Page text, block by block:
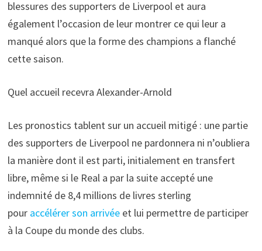
blessures des supporters de Liverpool et aura
également l’occasion de leur montrer ce qui leur a
manqué alors que la forme des champions a flanché
cette saison.
Quel accueil recevra Alexander-Arnold
Les pronostics tablent sur un accueil mitigé : une partie
des supporters de Liverpool ne pardonnera ni n’oubliera
la manière dont il est parti, initialement en transfert
libre, même si le Real a par la suite accepté une
indemnité de 8,4 millions de livres sterling
pour accélérer son arrivéeet lui permettre de participer
à la Coupe du monde des clubs.